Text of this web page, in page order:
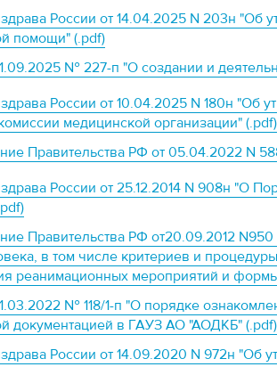
России от 14.04.2025 N 203н "Об
помощи" (.pdf)
№ 227-п "О создании и
России от 10.04.2025 N 180н "Об
медицинской организации" (.pdf)
Правительства РФ от 05.04.2022 N
России от 25.12.2014 N 908н "О
Правительства РФ от20.09.2012
в том числе критериев и
реанимационных мероприятий и
№ 118/1-п "О порядке
документацией в ГАУЗ АО "АОДКБ" (.pdf)
России от 14.09.2020 N 972н "Об